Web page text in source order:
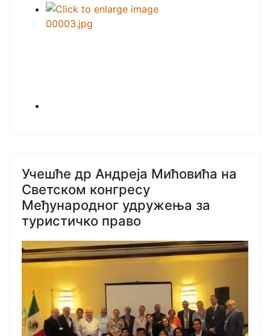
Учешће др Андреја Мићовића на
Светском конгресу
Међународног удружења за
туристичко право